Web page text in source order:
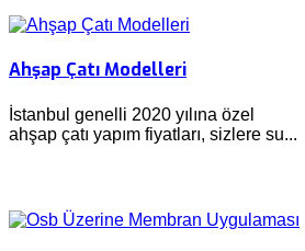
Ahşap Çatı Modelleri
İstanbul genelli 2020 yılına özel
ahşap çatı yapım fiyatları, sizlere su...